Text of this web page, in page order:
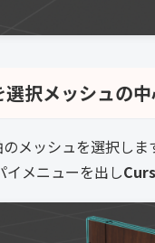
択メッシュの
メッシュを選択しま
イメニューを出し